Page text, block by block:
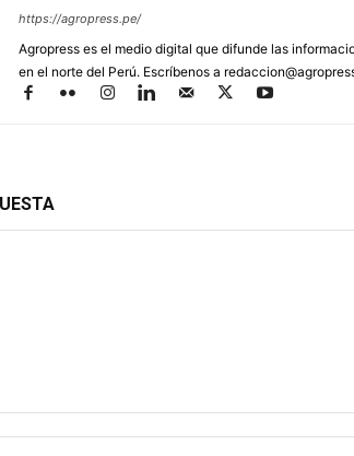
https://agropress.pe/
Agropress es el medio digital que difunde las
en el norte del Perú. Escríbenos a